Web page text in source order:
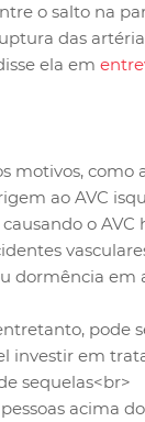
o salto na
das
ela em